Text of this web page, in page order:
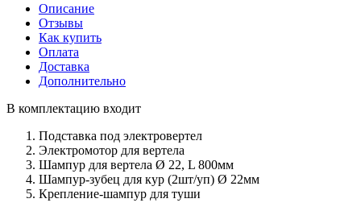
Описание
Отзывы
Как купить
Оплата
Доставка
Дополнительно
В комплектацию входит
Подставка под электровертел
Электромотор для вертела
Шампур для вертела Ø 22, L 800мм
Шампур-зубец для кур (2шт/уп) Ø 22мм
Крепление-шампур для туши